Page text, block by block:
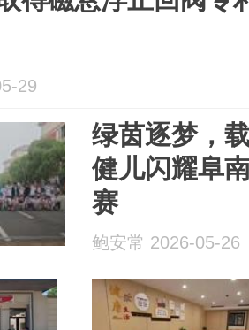
29
绿茵逐梦，
健儿闪耀阜
赛
鲍安常 2026-05-26